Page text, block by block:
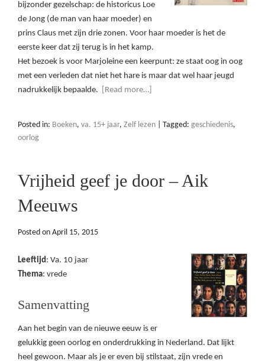
bijzonder gezelschap: de historicus Loe
de Jong (de man van haar moeder) en
prins Claus met zijn drie zonen. Voor haar moeder is het de
eerste keer dat zij terug is in het kamp.
Het bezoek is voor Marjoleine een keerpunt: ze staat oog in oog
met een verleden dat niet het hare is maar dat wel haar jeugd
nadrukkelijk bepaalde.
[Read more…]
Posted in: Boeken, va. 15+ jaar, Zelf lezen Tagged: geschiedenis,
oorlog
Vrijheid geef je door – Aik
Meeuws
Posted on April 15, 2015
Leeftijd: Va. 10 jaar
Thema: vrede
Samenvatting
Aan het begin van de nieuwe eeuw is er
gelukkig geen oorlog en onderdrukking in Nederland. Dat lijkt
heel gewoon. Maar als je er even bij stilstaat, zijn vrede en